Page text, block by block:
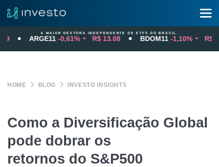
A MAIOR GESTORA INDEPENDENTE DE ETFS DO BRASIL.
ARGE11-0,61% R$ 13.08 BDOM11-1,10% R$
HOME BLOG INVESTO INSIGHTS
Como a Diversificação Global
pode dobrar os
retornos do S&P500